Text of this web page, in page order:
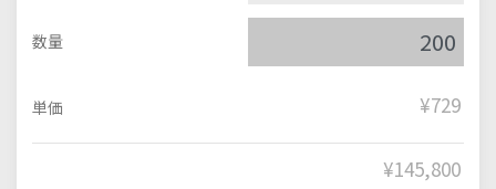
数量
単価 ¥729
¥145,800